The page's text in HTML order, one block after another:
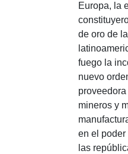
Europa, la
de oro de
fuego la
nuevo
mineros y
en el
las